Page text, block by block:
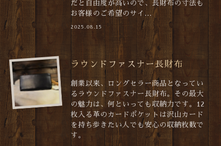
だと自由度が高いので、長財布の寸法も
お客様のご希望のサイ...
2025.08.15
ラウンドファスナー長財布
創業以来、ロングセラー商品となってい
るラウンドファスナー長財布。その最大
の魅力は、何といっても収納力です。12
枚入る革のカードポケットは沢山カード
を持ち歩きたい人でも安心の収納枚数で
す。